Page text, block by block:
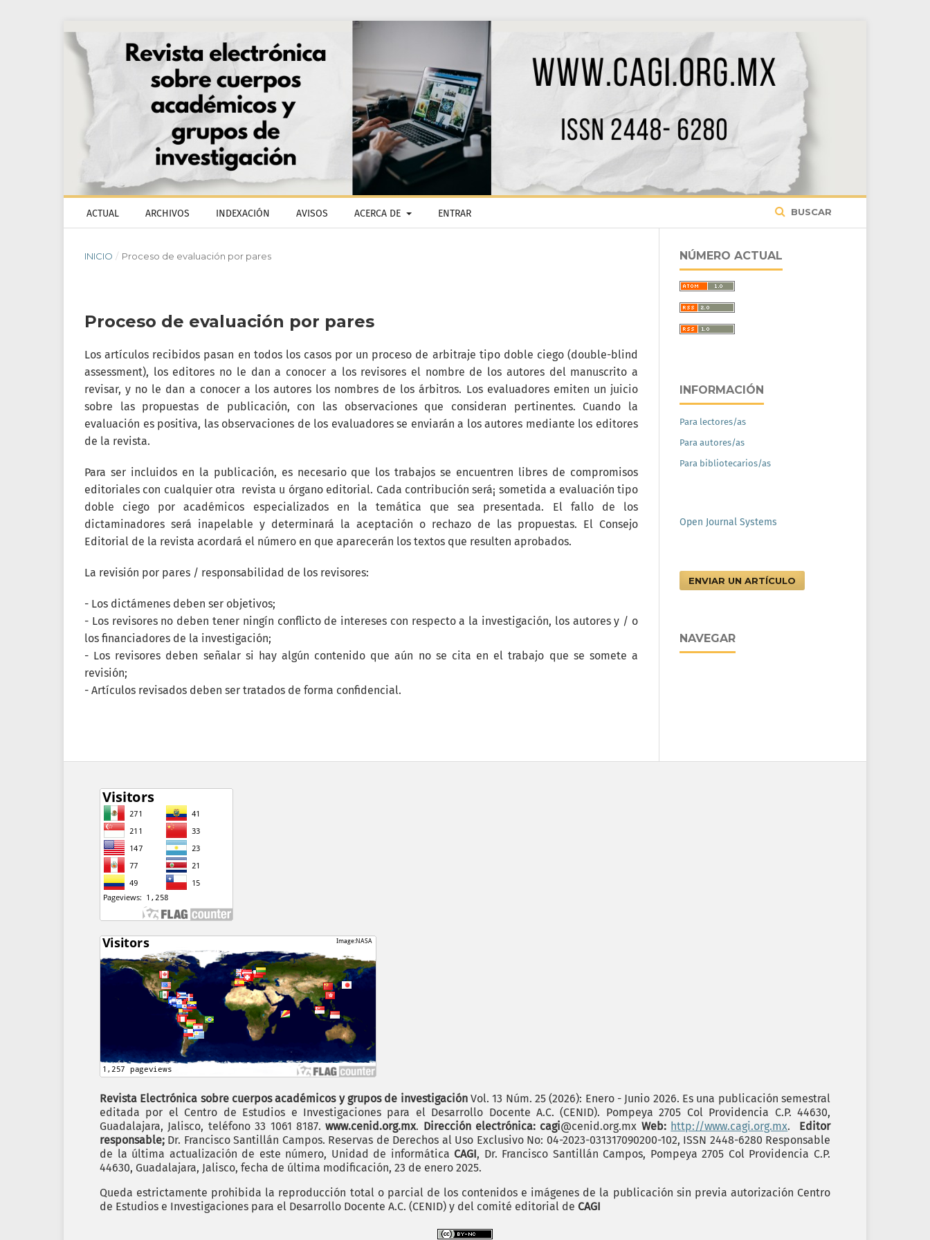
ACTUAL ARCHIVOS INDEXACIÓN AVISOS ACERCA DE ENTRAR BUSCAR
INICIO / Proceso de evaluación por pares
Proceso de evaluación por pares
Los artículos recibidos pasan en todos los casos por un proceso de arbitraje tipo doble ciego (double-blind
assessment), los editores no le dan a conocer a los revisores el nombre de los autores del manuscrito a
revisar, y no le dan a conocer a los autores los nombres de los árbitros. Los evaluadores emiten un juicio
sobre las propuestas de publicación, con las observaciones que consideran pertinentes. Cuando la
evaluación es positiva, las observaciones de los evaluadores se enviarán a los autores mediante los editores
de la revista.
Para ser incluidos en la publicación, es necesario que los trabajos se encuentren libres de compromisos
editoriales con cualquier otra revista u órgano editorial. Cada contribución será¡ sometida a evaluación tipo
doble ciego por académicos especializados en la temática que sea presentada. El fallo de los
dictaminadores será inapelable y determinará la aceptación o rechazo de las propuestas. El Consejo
Editorial de la revista acordará el número en que aparecerán los textos que resulten aprobados.
La revisión por pares / responsabilidad de los revisores:
- Los dictámenes deben ser objetivos;
- Los revisores no deben tener ningín conflicto de intereses con respecto a la investigación, los autores y / o
los financiadores de la investigación;
- Los revisores deben señalar si hay algún contenido que aún no se cita en el trabajo que se somete a
revisión;
- Artí­culos revisados deben ser tratados de forma confidencial.
NÚMERO ACTUAL
INFORMACIÓN
Para lectores/as
Para autores/as
Para bibliotecarios/as
Open Journal Systems
ENVIAR UN ARTÍCULO
NAVEGAR
Revista Electrónica sobre cuerpos académicos y grupos de investigaciónVol. 13 Núm. 25 (2026): Enero - Junio 2026. Es una publicación semestral
editada por el Centro de Estudios e Investigaciones para el Desarrollo Docente A.C. (CENID). Pompeya 2705 Col Providencia C.P. 44630,
Guadalajara, Jalisco, teléfono 33 1061 8187.www.cenid.org.mx. Dirección electrónica: cagi@cenid.org.mx Web: http://www.cagi.org.mx. Editor
responsable; Dr. Francisco Santillán Campos. Reservas de Derechos al Uso Exclusivo No: 04-2023-031317090200-102, ISSN 2448-6280 Responsable
de la última actualización de este número, Unidad de informática CAGI, Dr. Francisco Santillán Campos, Pompeya 2705 Col Providencia C.P.
44630, Guadalajara, Jalisco, fecha de última modificación, 23 de enero 2025.
Queda estrictamente prohibida la reproducción total o parcial de los contenidos e imágenes de la publicación sin previa autorización Centro
de Estudios e Investigaciones para el Desarrollo Docente A.C. (CENID) y del comité editorial de CAGI